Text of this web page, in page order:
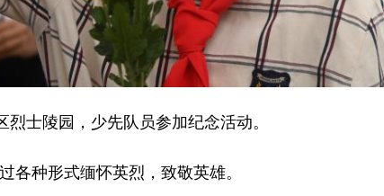
士陵园，少先队员参加纪念活动。
种形式缅怀英烈，致敬英雄。